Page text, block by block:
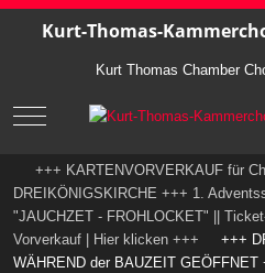
Kurt-Thomas-
Kurt Thomas Chamber
Mobile Menu Toggle
+++ KARTENVORVERKAUF für
DREIKÖNIGSKIRCHE +++ 1.
"JAUCHZET - FROHLOCKET" ||
Vorverkauf | Hier klicken +++ +++
WÄHREND der BAUZEIT